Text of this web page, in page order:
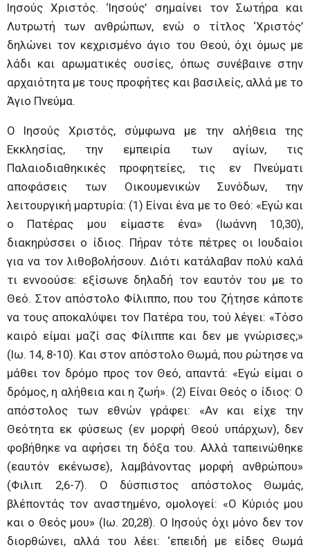
Ιησούς Χριστός. ‘Ιησούς’ σημαίνει τον Σωτήρα και
Λυτρωτή των ανθρώπων, ενώ ο τίτλος ‘Χριστός’
δηλώνει τον κεχρισμένο άγιο του Θεού, όχι όμως με
λάδι και αρωματικές ουσίες, όπως συνέβαινε στην
αρχαιότητα με τους προφήτες και βασιλείς, αλλά με το
Άγιο Πνεύμα.
Ο Ιησούς Χριστός, σύμφωνα με την αλήθεια της
Εκκλησίας, την εμπειρία των αγίων, τις
Παλαιοδιαθηκικές προφητείες, τις εν Πνεύματι
αποφάσεις των Οικουμενικών Συνόδων, την
λειτουργική μαρτυρία: (1) Είναι ένα με το Θεό: «Εγώ και
ο Πατέρας μου είμαστε ένα» (Ιωάννη 10,30),
διακηρύσσει ο ίδιος. Πήραν τότε πέτρες οι Ιουδαίοι
για να τον λιθοβολήσουν. Διότι κατάλαβαν πολύ καλά
τι εννοούσε: εξίσωνε δηλαδή τον εαυτόν του με το
Θεό. Στον απόστολο Φίλιππο, που του ζήτησε κάποτε
να τους αποκαλύψει τον Πατέρα του, τού λέγει: «Τόσο
καιρό είμαι μαζί σας Φίλιππε και δεν με γνώρισες;»
(Ιω. 14, 8-10). Και στον απόστολο Θωμά, που ρώτησε να
μάθει τον δρόμο προς τον Θεό, απαντά: «Εγώ είμαι ο
δρόμος, η αλήθεια και η ζωή». (2) Είναι Θεός ο ίδιος: Ο
απόστολος των εθνών γράφει: «Αν και είχε την
Θεότητα εκ φύσεως (εν μορφή Θεού υπάρχων), δεν
φοβήθηκε να αφήσει τη δόξα του. Αλλά ταπεινώθηκε
(εαυτόν εκένωσε), λαμβάνοντας μορφή ανθρώπου»
(Φιλιπ. 2,6-7). Ο δύσπιστος απόστολος Θωμάς,
βλέποντάς τον αναστημένο, ομολογεί: «Ο Κύριός μου
και ο Θεός μου» (Ιω. 20,28). Ο Ιησούς όχι μόνο δεν τον
διορθώνει, αλλά του λέει: ‘επειδή με είδες Θωμά